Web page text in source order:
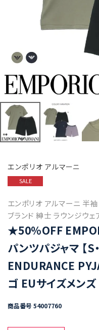
エンポリオ アルマーニ
SALE
エンポリオ アルマーニ 半
ブランド 紳士 ラウンジウェ
★50%OFF
パンツパジャマ 【S
ENDURANCE
ゴ EUサイズメン
商品番号 54007760